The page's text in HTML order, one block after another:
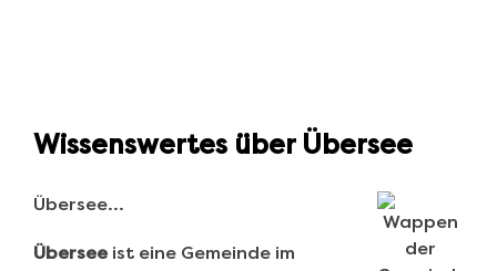
Wissenswertes über Übersee
Übersee…
Übersee ist eine Gemeinde im